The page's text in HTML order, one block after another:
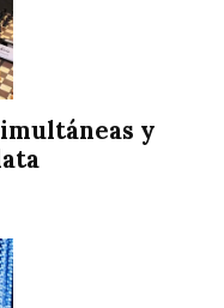
y